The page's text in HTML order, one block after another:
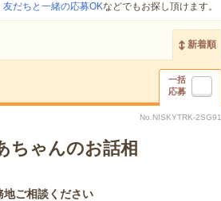
友だちと一緒の応募OKなどでもお探し頂けます。
新着順
一括
応募
No.NISKYTRK-2SG91
ちゃんのお話相
ご相談ください